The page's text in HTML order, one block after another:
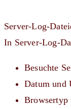
Server-Log-
In Server-Log-
Besuchte
Datum und
Browsertyp